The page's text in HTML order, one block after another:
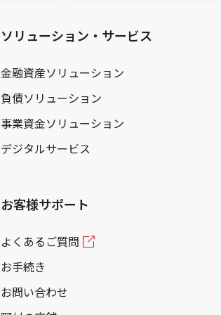
ソリューション・サービス
金融資産ソリューション
負債ソリューション
事業資金ソリューション
デジタルサービス
お客様サポート
よくあるご質問
お手続き
お問い合わせ